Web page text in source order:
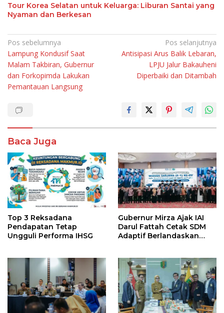
Tour Korea Selatan untuk Keluarga: Liburan Santai yang
Nyaman dan Berkesan
Navigasi
pos
Pos sebelumnya
Lampung Kondusif Saat
Malam Takbiran, Gubernur
dan Forkopimda Lakukan
Pemantauan Langsung
Pos selanjutnya
Antisipasi Arus Balik Lebaran,
LPJU Jalur Bakauheni
Diperbaiki dan Ditambah
Baca Juga
Top 3 Reksadana
Pendapatan Tetap
Ungguli Performa IHSG
Gubernur Mirza Ajak IAI
Darul Fattah Cetak SDM
Adaptif Berlandaskan